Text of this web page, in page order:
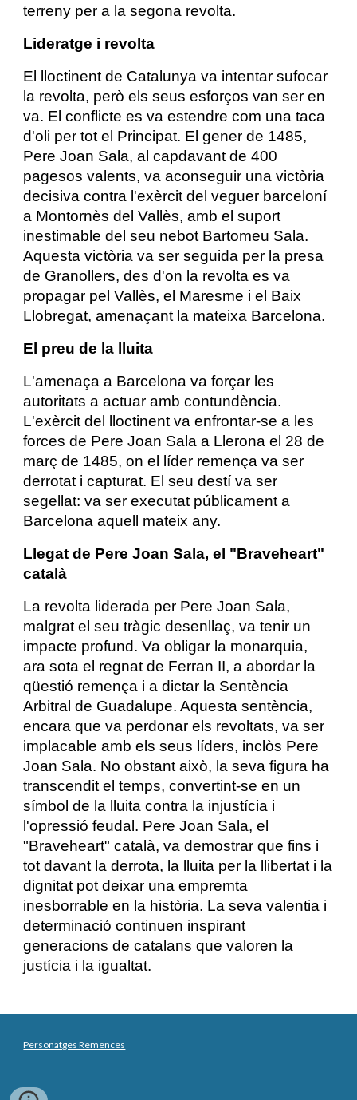
terreny per a la segona revolta.
Lideratge i revolta
El lloctinent de Catalunya va intentar sufocar
la revolta, però els seus esforços van ser en
va. El conflicte es va estendre com una taca
d'oli per tot el Principat. El gener de 1485,
Pere Joan Sala, al capdavant de 400
pagesos valents, va aconseguir una victòria
decisiva contra l'exèrcit del veguer barceloní
a Montornès del Vallès, amb el suport
inestimable del seu nebot Bartomeu Sala.
Aquesta victòria va ser seguida per la presa
de Granollers, des d'on la revolta es va
propagar pel Vallès, el Maresme i el Baix
Llobregat, amenaçant la mateixa Barcelona.
El preu de la lluita
L'amenaça a Barcelona va forçar les
autoritats a actuar amb contundència.
L'exèrcit del lloctinent va enfrontar-se a les
forces de Pere Joan Sala a Llerona el 28 de
març de 1485, on el líder remença va ser
derrotat i capturat. El seu destí va ser
segellat: va ser executat públicament a
Barcelona aquell mateix any.
Llegat de Pere Joan Sala, el "Braveheart"
català
La revolta liderada per Pere Joan Sala,
malgrat el seu tràgic desenllaç, va tenir un
impacte profund. Va obligar la monarquia,
ara sota el regnat de Ferran II, a abordar la
qüestió remença i a dictar la Sentència
Arbitral de Guadalupe. Aquesta sentència,
encara que va perdonar els revoltats, va ser
implacable amb els seus líders, inclòs Pere
Joan Sala. No obstant això, la seva figura ha
transcendit el temps, convertint-se en un
símbol de la lluita contra la injustícia i
l'opressió feudal. Pere Joan Sala, el
"Braveheart" català, va demostrar que fins i
tot davant la derrota, la lluita per la llibertat i la
dignitat pot deixar una empremta
inesborrable en la història. La seva valentia i
determinació continuen inspirant
generacions de catalans que valoren la
justícia i la igualtat.
Personatges Remences